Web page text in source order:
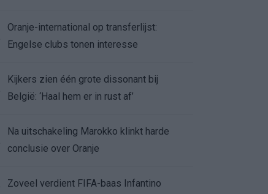
Oranje-international op transferlijst:
Engelse clubs tonen interesse
Kijkers zien één grote dissonant bij
België: ‘Haal hem er in rust af’
Na uitschakeling Marokko klinkt harde
conclusie over Oranje
Zoveel verdient FIFA-baas Infantino